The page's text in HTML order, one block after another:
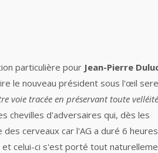
particulière pour Jean-Pierre
le nouveau président sous l'œil
voie tracée en préservant toute velléité
chevilles d'adversaires qui, dès les
cerveaux car l'AG a duré 6
et celui-ci s'est porté tout